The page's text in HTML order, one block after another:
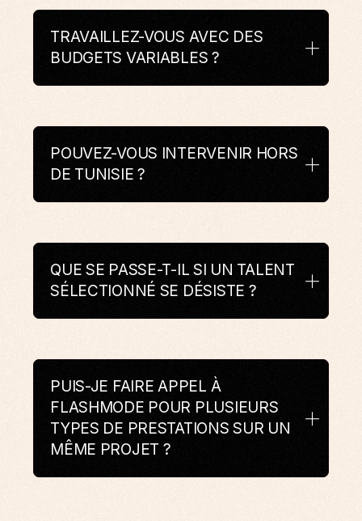
TRAVAILLEZ-VOUS AVEC DES
BUDGETS VARIABLES ?
POUVEZ-VOUS INTERVENIR HORS
DE TUNISIE ?
QUE SE PASSE-T-IL SI UN TALENT
SÉLECTIONNÉ SE DÉSISTE ?
PUIS-JE FAIRE APPEL À
FLASHMODE POUR PLUSIEURS
TYPES DE PRESTATIONS SUR UN
MÊME PROJET ?